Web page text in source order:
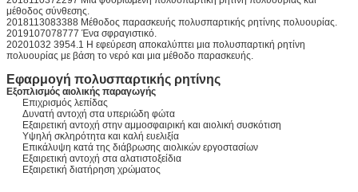
μέθοδος σύνθεσης.
2018113083388 Μέθοδος παρασκευής πολυσπαρτικής ρητίνης πολυουρίας.
2019107078777 Ένα σφραγιστικό.
20201032 3954.1 Η εφεύρεση αποκαλύπτει μια πολυσπαρτική ρητίνη
πολυουρίας με βάση το νερό και μια μέθοδο παρασκευής.
Εφαρμογή πολυσπαρτικής ρητίνης
Εξοπλισμός αιολικής παραγωγής
Επιχρισμός λεπίδας
Δυνατή αντοχή στα υπεριώδη φώτα
Εξαιρετική αντοχή στην αμμοσφαιρική και αιολική συσκότιση
Υψηλή σκληρότητα και καλή ευελιξία
Επικάλυψη κατά της διάβρωσης αιολικών εργοστασίων
Εξαιρετική αντοχή στα αλατιστοξείδια
Εξαιρετική διατήρηση χρώματος